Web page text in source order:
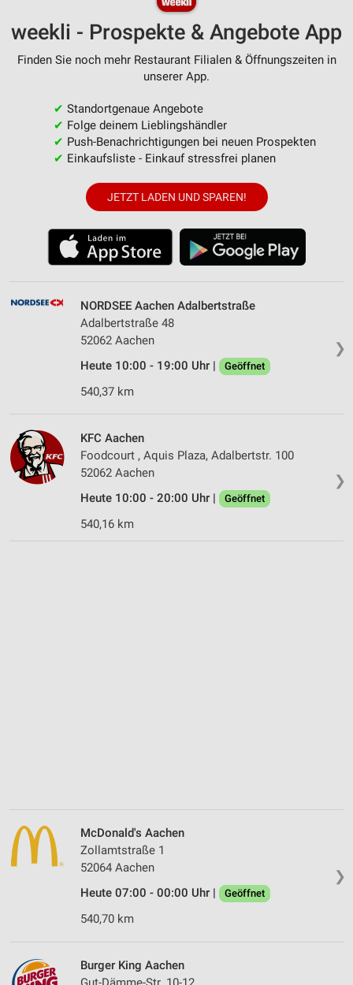
weekli - Prospekte & Angebote App
Finden Sie noch mehr Restaurant Filialen & Öffnungszeiten in
unserer App.
✔ Standortgenaue Angebote
✔ Folge deinem Lieblingshändler
✔ Push-Benachrichtigungen bei neuen Prospekten
✔ Einkaufsliste - Einkauf stressfrei planen
JETZT LADEN UND SPAREN!
❯
NORDSEE Aachen Adalbertstraße
Adalbertstraße 48
52062 Aachen
Heute 10:00 - 19:00 Uhr |
Geöffnet
540,37 km
❯
KFC Aachen
Foodcourt , Aquis Plaza, Adalbertstr. 100
52062 Aachen
Heute 10:00 - 20:00 Uhr |
Geöffnet
540,16 km
❯
McDonald's Aachen
Zollamtstraße 1
52064 Aachen
Heute 07:00 - 00:00 Uhr |
Geöffnet
540,70 km
Burger King Aachen